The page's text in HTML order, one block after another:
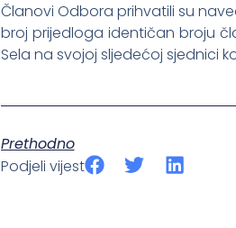
Članovi Odbora prihvatili su
broj prijedloga identičan broju
Sela na svojoj sljedećoj sjednici
Prethodno
Podjeli vijest